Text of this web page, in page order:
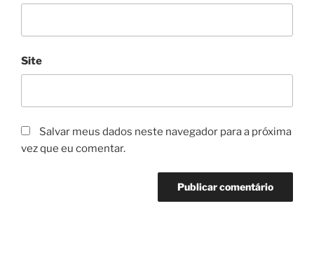
Site
Salvar meus dados neste navegador para a próxima
vez que eu comentar.